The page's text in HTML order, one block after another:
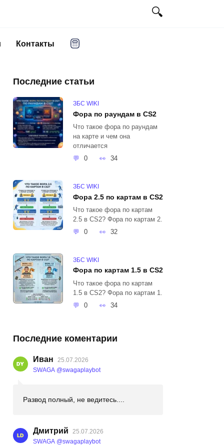
Контакты
Последние статьи
ЗБС WIKI
Фора по раундам в CS2
Что такое фора по раундам
на карте и чем она
отличается
0
34
ЗБС WIKI
Фора 2.5 по картам в CS2
Что такое фора по картам
2.5 в CS2? Фора по картам 2.
0
32
ЗБС WIKI
Фора по картам 1.5 в CS2
Что такое фора по картам
1.5 в CS2? Фора по картам 1.
0
34
Последние коментарии
Иван
25.07.2026
SWAGA @swagaplaybot
Развод полный, не ведитесь....
Дмитрий
25.07.2026
SWAGA @swagaplaybot